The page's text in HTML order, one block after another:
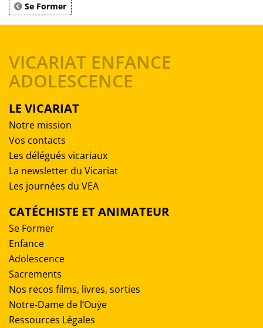
Se Former
VICARIAT ENFANCE
ADOLESCENCE
LE VICARIAT
Notre mission
Vos contacts
Les délégués vicariaux
La newsletter du Vicariat
Les journées du VEA
CATÉCHISTE ET ANIMATEUR
Se Former
Enfance
Adolescence
Sacrements
Nos recos films, livres, sorties
Notre-Dame de l’Ouÿe
Ressources Légales